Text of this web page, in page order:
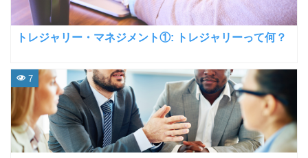
トレジャリー・マネジメント①: トレジャリーって何？
7